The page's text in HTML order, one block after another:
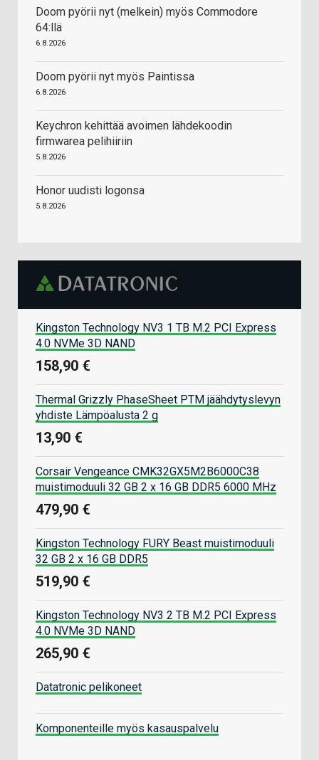
Doom pyörii nyt (melkein) myös Commodore
64:llä
6.8.2026
Doom pyörii nyt myös Paintissa
6.8.2026
Keychron kehittää avoimen lähdekoodin
firmwarea pelihiiriin
5.8.2026
Honor uudisti logonsa
5.8.2026
Kingston Technology NV3 1 TB M.2 PCI Express
4.0 NVMe 3D NAND
158,90 €
Thermal Grizzly PhaseSheet PTM jäähdytyslevyn
yhdiste Lämpöalusta 2 g
13,90 €
Corsair Vengeance CMK32GX5M2B6000C38
muistimoduuli 32 GB 2 x 16 GB DDR5 6000 MHz
479,90 €
Kingston Technology FURY Beast muistimoduuli
32 GB 2 x 16 GB DDR5
519,90 €
Kingston Technology NV3 2 TB M.2 PCI Express
4.0 NVMe 3D NAND
265,90 €
Datatronic pelikoneet
Komponenteille myös kasauspalvelu